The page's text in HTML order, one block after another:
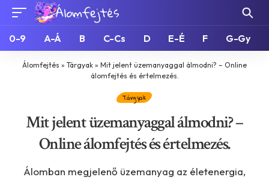
0-9 A-Á B C-Cs D E-É F G-Gy
Álomfejtés » Tárgyak » Mit jelent üzemanyaggal álmodni? – Online
álomfejtés és értelmezés.
Tárgyak
Mit jelent üzemanyaggal álmodni? –
Online álomfejtés és értelmezés.
Álomban megjelenő üzemanyag az életenergia,